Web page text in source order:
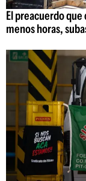
El preacuerdo
menos horas,